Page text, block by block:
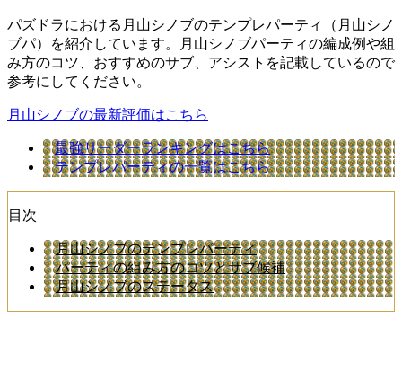
パズドラにおける月山シノブのテンプレパーティ（月山シノ
ブパ）を紹介しています。月山シノブパーティの編成例や組
み方のコツ、おすすめのサブ、アシストを記載しているので
参考にしてください。
月山シノブの最新評価はこちら
最強リーダーランキングはこちら
テンプレパーティの一覧はこちら
目次
月山シノブのテンプレパーティ
パーティの組み方のコツとサブ候補
月山シノブのステータス